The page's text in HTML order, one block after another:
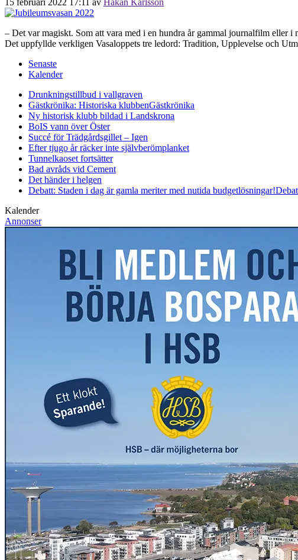
– Det var magiskt. Som att vara med i en hundra år gammal journalfilm eller
Det uppfyllde verkligen Vasaloppets tre ledord: Tradition, Upplevelse och
Senaste
Kalender
Drunkningstillbud i vallgraven
Gästkrönika: Historiska klubbenGästkrönika
Ny historisk klubb bildad i Landskrona
BoIS vann över Öster
Succé för Trädgårdsgillet – Igen
Efter tjugo år räcker inte självberömplanket
Tunnelkaoset fortsätter
Bad avråds vid Cement
Det händer i helgen
Debatt: Staden i dag är gamla meriter med nutida budgetlösningar!
Kalender
Annonser